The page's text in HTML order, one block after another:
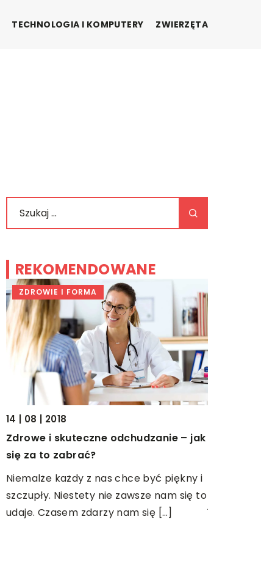
TECHNOLOGIA I KOMPUTERY ZWIERZĘTA
REKOMENDOWANE
ZDROWIE I FORMA
14 | 08 | 2018
Zdrowe i skuteczne odchudzanie – jak
się za to zabrać?
Niemalże każdy z nas chce być piękny i
szczupły. Niestety nie zawsze nam się to
udaje. Czasem zdarzy nam się […]